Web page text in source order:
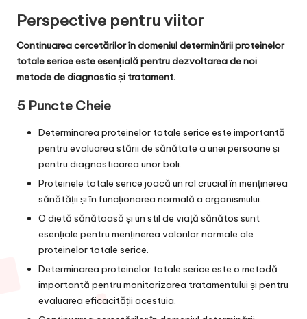
Perspective pentru viitor
Continuarea cercetărilor în domeniul determinării proteinelor
totale serice este esențială pentru dezvoltarea de noi
metode de diagnostic și tratament.
5 Puncte Cheie
Determinarea proteinelor totale serice este importantă
pentru evaluarea stării de sănătate a unei persoane și
pentru diagnosticarea unor boli.
Proteinele totale serice joacă un rol crucial în menținerea
sănătății și în funcționarea normală a organismului.
O dietă sănătoasă și un stil de viață sănătos sunt
esențiale pentru menținerea valorilor normale ale
proteinelor totale serice.
Determinarea proteinelor totale serice este o metodă
importantă pentru monitorizarea tratamentului și pentru
evaluarea eficacității acestuia.